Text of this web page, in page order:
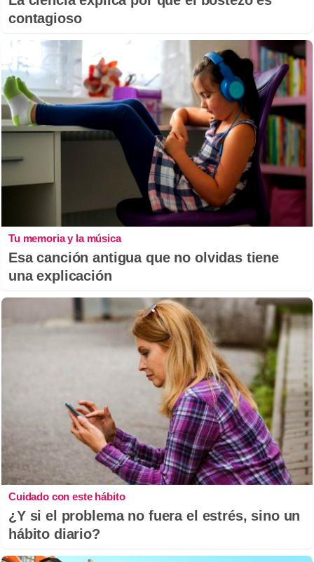
contagioso
Tu memoria y la música
Esa canción antigua que no olvidas tiene
una explicación
Cuidado con este hábito
¿Y si el problema no fuera el estrés, sino un
hábito diario?